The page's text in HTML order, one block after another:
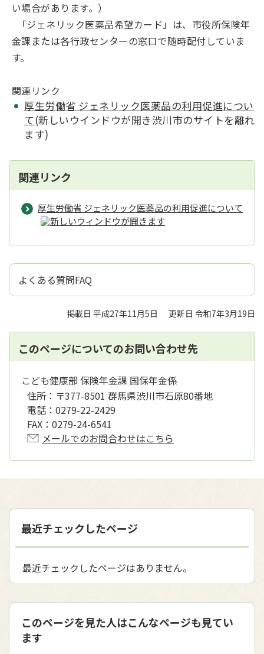
い場合があります。）
「ジェネリック医薬品希望カード」は、市役所保険年
金課または各行政センターの窓口で随時配付していま
す。
関連リンク
厚生労働省 ジェネリック医薬品の利用促進につい
て(新しいウインドウが開き渋川市のサイトを離れ
ます)
関連リンク
厚生労働省 ジェネリック医薬品の利用促進について
よくある質問FAQ
掲載日 平成27年11月5日 更新日 令和7年3月19日
このページについてのお問い合わせ先
こども健康部 保険年金課 国保年金係
住所： 〒377-8501 群馬県渋川市石原80番地
電話： 0279-22-2429
FAX： 0279-24-6541
メールでのお問合わせはこちら
最近チェックしたページ
最近チェックしたページはありません。
このページを見た人はこんなページも見てい
ます